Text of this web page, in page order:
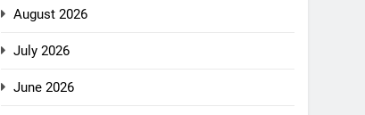
August 2026
July 2026
June 2026